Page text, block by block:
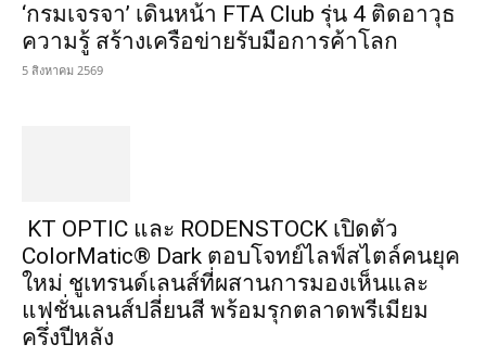
‘กรมเจรจา’ เดินหน้า FTA Club รุ่น 4 ติดอาวุธ
ความรู้ สร้างเครือข่ายรับมือการค้าโลก
5 สิงหาคม 2569
KT OPTIC และ RODENSTOCK เปิดตัว
ColorMatic® Dark ตอบโจทย์ไลฟ์สไตล์คนยุค
ใหม่ ชูเทรนด์เลนส์ที่ผสานการมองเห็นและ
แฟชั่นเลนส์ปลี่ยนสี พร้อมรุกตลาดพรีเมียม
ครึ่งปีหลัง